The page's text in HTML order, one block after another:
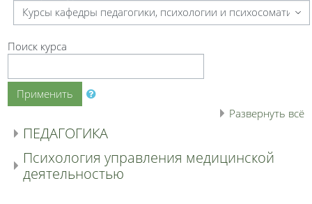
Поиск курса
Применить
Развернуть всё
ПЕДАГОГИКА
Психология управления медицинской
деятельностью